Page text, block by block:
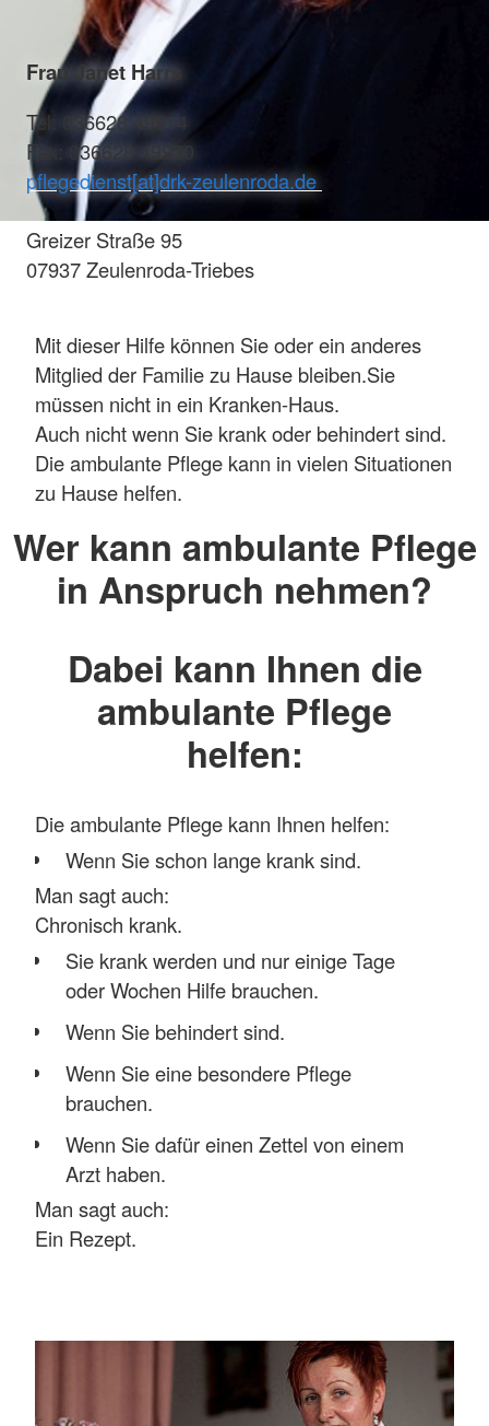
Frau Janet Harrs
Tel: 036628 49914
Fax: 036628 49930
pflegedienst[at]drk-zeulenroda.de
Greizer Straße 95
07937 Zeulenroda-Triebes
Mit dieser Hilfe können Sie oder ein anderes
Mitglied der Familie zu Hause bleiben.Sie
müssen nicht in ein Kranken-Haus.
Auch nicht wenn Sie krank oder behindert sind.
Die ambulante Pflege kann in vielen Situationen
zu Hause helfen.
Wer kann ambulante Pflege
in Anspruch nehmen?
Dabei kann Ihnen die
ambulante Pflege
helfen:
Die ambulante Pflege kann Ihnen helfen:
Wenn Sie schon lange krank sind.
Man sagt auch:
Chronisch krank.
Sie krank werden und nur einige Tage
oder Wochen Hilfe brauchen.
Wenn Sie behindert sind.
Wenn Sie eine besondere Pflege
brauchen.
Wenn Sie dafür einen Zettel von einem
Arzt haben.
Man sagt auch:
Ein Rezept.